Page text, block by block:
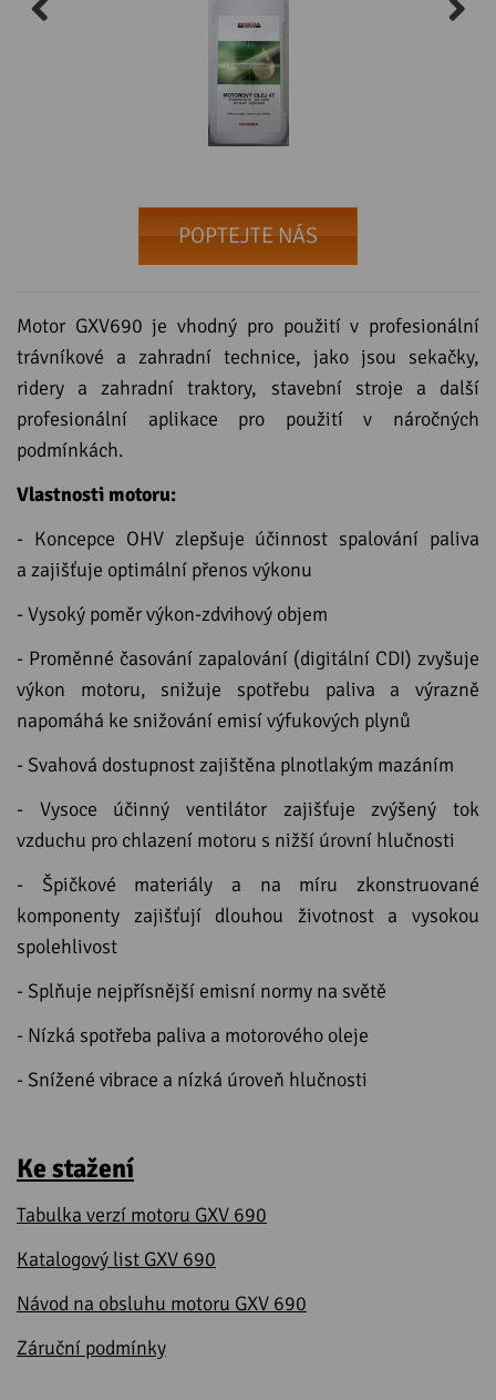
POPTEJTE NÁS
Motor GXV690 je vhodný pro použití v profesionální
trávníkové a zahradní technice, jako jsou sekačky,
ridery a zahradní traktory, stavební stroje a další
profesionální aplikace pro použití v náročných
podmínkách.
Vlastnosti motoru:
- Koncepce OHV zlepšuje účinnost spalování paliva
a zajišťuje optimální přenos výkonu
- Vysoký poměr výkon-zdvihový objem
- Proměnné časování zapalování (digitální CDI) zvyšuje
výkon motoru, snižuje spotřebu paliva a výrazně
napomáhá ke snižování emisí výfukových plynů
- Svahová dostupnost zajištěna plnotlakým mazáním
- Vysoce účinný ventilátor zajišťuje zvýšený tok
vzduchu pro chlazení motoru s nižší úrovní hlučnosti
- Špičkové materiály a na míru zkonstruované
komponenty zajišťují dlouhou životnost a vysokou
spolehlivost
- Splňuje nejpřísnější emisní normy na světě
- Nízká spotřeba paliva a motorového oleje
- Snížené vibrace a nízká úroveň hlučnosti
Ke stažení
Tabulka verzí motoru GXV 690
Katalogový list GXV 690
Návod na obsluhu motoru GXV 690
Záruční podmínky